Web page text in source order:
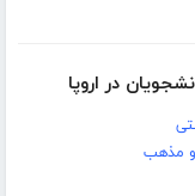
در اروپا
و مذهب